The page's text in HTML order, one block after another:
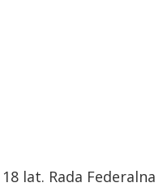
lat. Rada Federalna